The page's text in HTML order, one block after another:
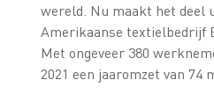
wereld. Nu maakt het deel
Amerikaanse textielbedrijf
Met ongeveer 380
2021 een jaaromzet van 74